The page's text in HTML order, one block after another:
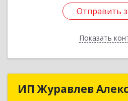
Отправить
Показать
Отправить
Назад
ИП Журавлев
ИП